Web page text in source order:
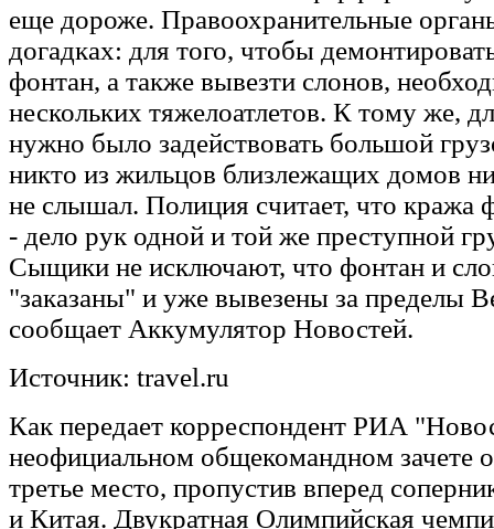
еще дороже. Правоохранительные
догадках: для того, чтобы
фонтан, а также вывезти слонов,
нескольких тяжелоатлетов. К тому же,
нужно было задействовать большой
никто из жильцов близлежащих домов
не слышал. Полиция считает, что кража
- дело рук одной и той же преступной
Сыщики не исключают, что фонтан и
"заказаны" и уже вывезены за пределы
сообщает Аккумулятор Новостей.
Источник: travel.ru
Как передает корреспондент РИА
неофициальном общекомандном зачете
третье место, пропустив вперед
и Китая. Двукратная Олимпийская